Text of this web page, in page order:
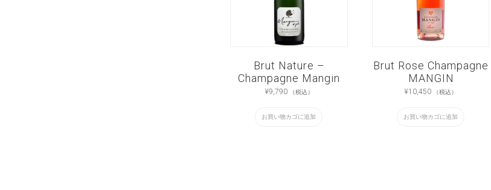
Brut Nature –
Champagne Mangin
¥9,790 （税込）
お買い物カゴに追加
Brut Rose Champagne
MANGIN
¥10,450 （税込）
お買い物カゴに追加